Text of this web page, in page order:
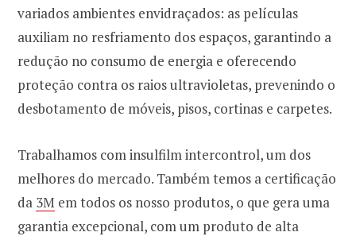
variados ambientes envidraçados: as películas
auxiliam no resfriamento dos espaços, garantindo a
redução no consumo de energia e oferecendo
proteção contra os raios ultravioletas, prevenindo o
desbotamento de móveis, pisos, cortinas e carpetes.
Trabalhamos com insulfilm intercontrol, um dos
melhores do mercado. Também temos a certificação
da 3M em todos os nosso produtos, o que gera uma
garantia excepcional, com um produto de alta